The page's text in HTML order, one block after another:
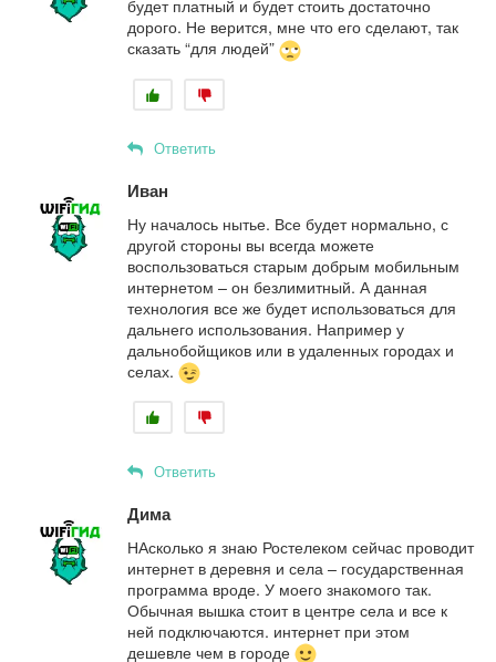
будет платный и будет стоить достаточно
дорого. Не верится, мне что его сделают, так
сказать “для людей”
Ответить
Иван
Ну началось нытье. Все будет нормально, с
другой стороны вы всегда можете
воспользоваться старым добрым мобильным
интернетом – он безлимитный. А данная
технология все же будет использоваться для
дальнего использования. Например у
дальнобойщиков или в удаленных городах и
селах.
Ответить
Дима
НАсколько я знаю Ростелеком сейчас проводит
интернет в деревня и села – государственная
программа вроде. У моего знакомого так.
Обычная вышка стоит в центре села и все к
ней подключаются. интернет при этом
дешевле чем в городе